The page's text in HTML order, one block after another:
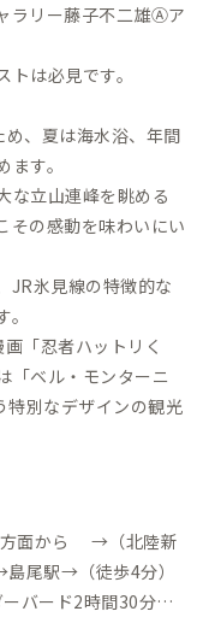
ラリー藤子不二雄Ⓐア
は必見です。
、夏は海水浴、年間
す。
な立山連峰を眺める
その感動を味わいにい
JR氷見線の特徴的な
「忍者ハットリく
「ベル・モンターニ
特別なデザインの観光
方面から →（北陸新
尾駅→（徒歩4分）
ード2時間30分）